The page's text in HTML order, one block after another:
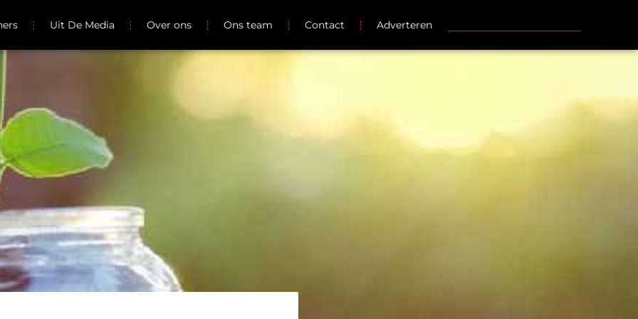
Uit De Media Over ons Ons team Contact Adverteren